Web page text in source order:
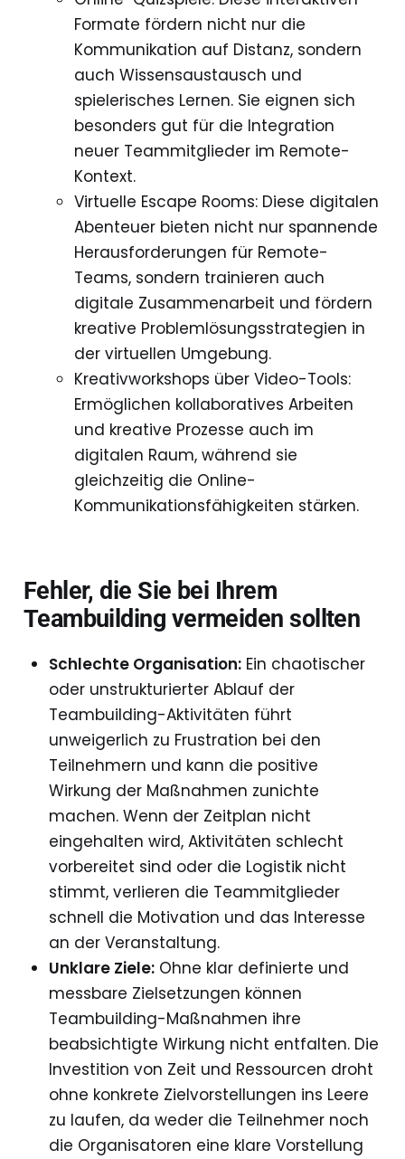
Formate fördern nicht nur die
Kommunikation auf Distanz, sondern
auch Wissensaustausch und
spielerisches Lernen. Sie eignen sich
besonders gut für die Integration
neuer Teammitglieder im Remote-
Kontext.
Virtuelle Escape Rooms: Diese digitalen
Abenteuer bieten nicht nur spannende
Herausforderungen für Remote-
Teams, sondern trainieren auch
digitale Zusammenarbeit und fördern
kreative Problemlösungsstrategien in
der virtuellen Umgebung.
Kreativworkshops über Video-Tools:
Ermöglichen kollaboratives Arbeiten
und kreative Prozesse auch im
digitalen Raum, während sie
gleichzeitig die Online-
Kommunikationsfähigkeiten stärken.
Fehler, die Sie bei Ihrem
Teambuilding vermeiden sollten
Schlechte Organisation:Ein chaotischer
oder unstrukturierter Ablauf der
Teambuilding-Aktivitäten führt
unweigerlich zu Frustration bei den
Teilnehmern und kann die positive
Wirkung der Maßnahmen zunichte
machen. Wenn der Zeitplan nicht
eingehalten wird, Aktivitäten schlecht
vorbereitet sind oder die Logistik nicht
stimmt, verlieren die Teammitglieder
schnell die Motivation und das Interesse
an der Veranstaltung.
Unklare Ziele:Ohne klar definierte und
messbare Zielsetzungen können
Teambuilding-Maßnahmen ihre
beabsichtigte Wirkung nicht entfalten. Die
Investition von Zeit und Ressourcen droht
ohne konkrete Zielvorstellungen ins Leere
zu laufen, da weder die Teilnehmer noch
die Organisatoren eine klare Vorstellung